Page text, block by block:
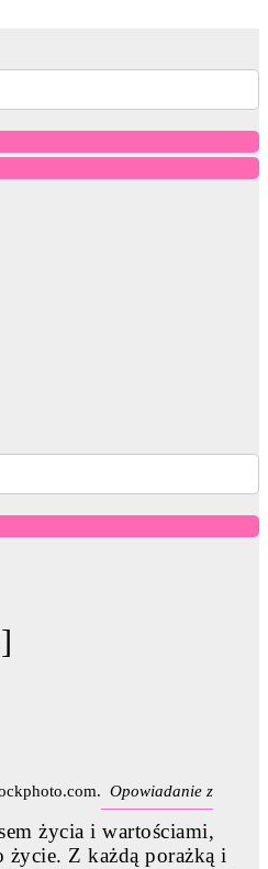
Opowiadanie z
życia i wartościami,
życie. Z każdą porażką i